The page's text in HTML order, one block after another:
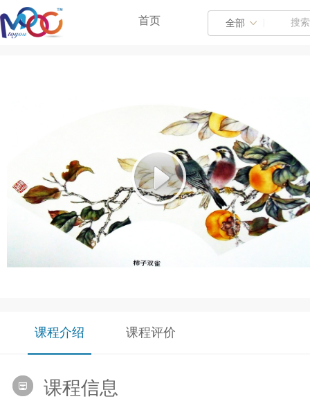
首页 全部
课程介绍 课程评价
课程信息